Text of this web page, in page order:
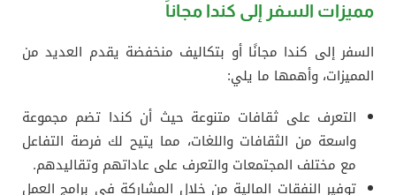
مميزات السفر إلى كندا مجاناً
السفر إلى كندا مجانًا أو بتكاليف منخفضة يقدم العديد من
المميزات، وأهمها ما يلي:
التعرف على ثقافات متنوعة حيث أن كندا تضم مجموعة
واسعة من الثقافات واللغات، مما يتيح لك فرصة التفاعل
مع مختلف المجتمعات والتعرف على عاداتهم وتقاليدهم.
توفير النفقات المالية من خلال المشاركة في برامج العمل